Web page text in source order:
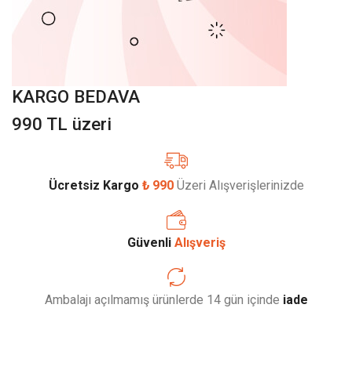
KARGO BEDAVA
990 TL üzeri
Ücretsiz Kargo ₺ 990Üzeri Alışverişlerinizde
Güvenli Alışveriş
Ambalajı açılmamış ürünlerde 14 gün içinde iade